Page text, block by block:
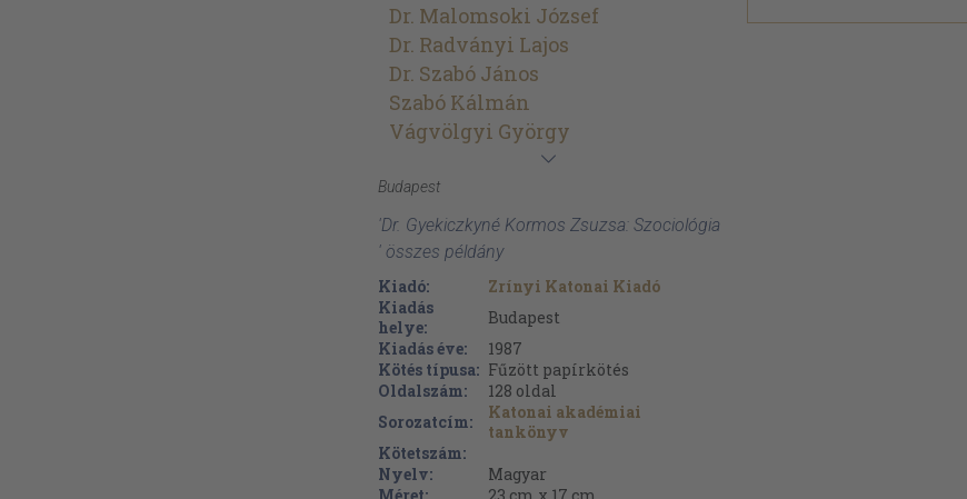
Dr. Malomsoki József
Dr. Radványi Lajos
Dr. Szabó János
Szabó Kálmán
Vágvölgyi György
Budapest
'Dr. Gyekiczkyné Kormos Zsuzsa: Szociológia
' összes példány
Kiadó:
Zrínyi Katonai Kiadó
Kiadás
helye:
Budapest
Kiadás éve:
1987
Kötés típusa: Fűzött papírkötés
Oldalszám:
128 oldal
Sorozatcím:
Katonai akadémiai
tankönyv
Kötetszám:
Nyelv:
Magyar